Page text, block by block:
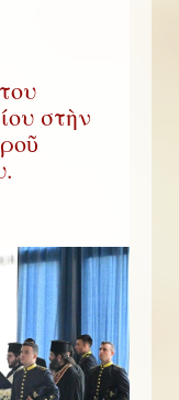
στὴν